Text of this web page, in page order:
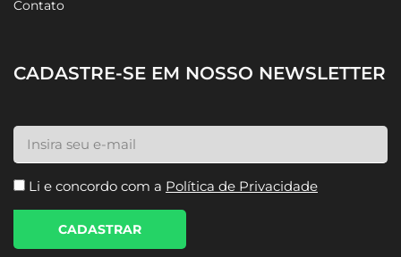
Contato
CADASTRE-SE EM NOSSO NEWSLETTER
Li e concordo com a Política de Privacidade
CADASTRAR